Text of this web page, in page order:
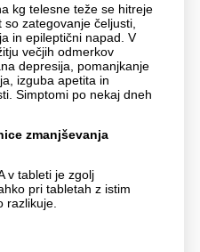
kg telesne teže se hitreje
zategovanje čeljusti,
in epileptični napad. V
večjih odmerkov
depresija, pomanjkanje
izguba apetita in
Simptomi po nekaj dneh
zmanjševanja
v tableti je zgolj
pri tabletah z istim
razlikuje.